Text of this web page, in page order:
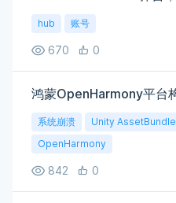
hub 账号
670 0
系统崩溃 Unity AssetBundle
OpenHarmony
842 0